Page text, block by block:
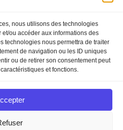
nous utilisons des technologies
ou accéder aux informations des
technologies nous permettra de traiter
de navigation ou les ID uniques
ou de retirer son consentement peut
et fonctions.
SUIVEZ-NOUS
LinkedIn
YouTube